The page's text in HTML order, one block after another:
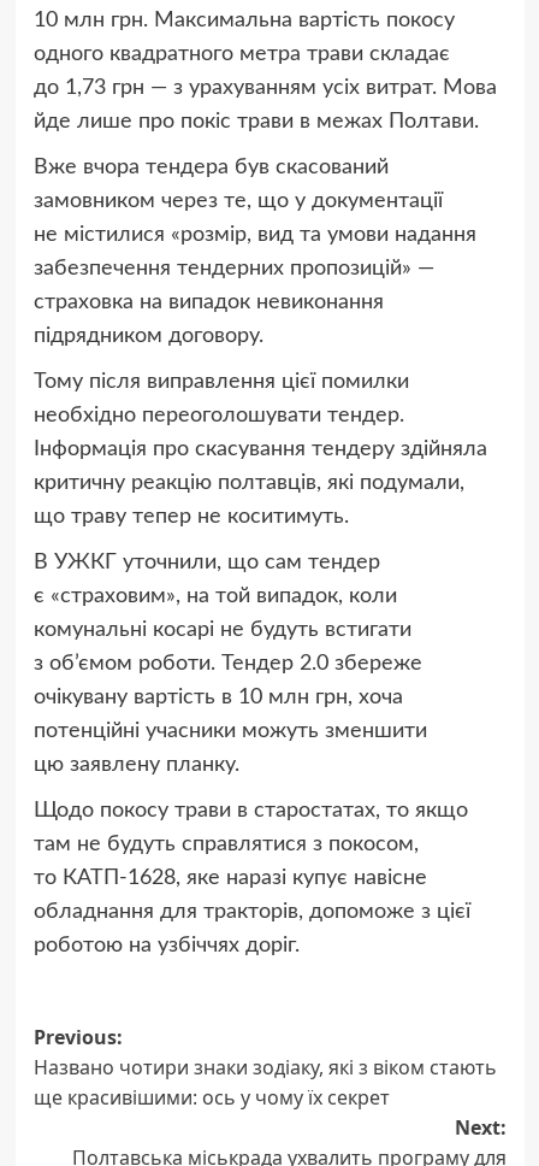
10 млн грн. Максимальна вартість покосу
одного квадратного метра трави складає
до 1,73 грн — з урахуванням усіх витрат. Мова
йде лише про покіс трави в межах Полтави.
Вже вчора тендера був скасований
замовником через те, що у документації
не містилися «розмір, вид та умови надання
забезпечення тендерних пропозицій» —
страховка на випадок невиконання
підрядником договору.
Тому після виправлення цієї помилки
необхідно переоголошувати тендер.
Інформація про скасування тендеру здійняла
критичну реакцію полтавців, які подумали,
що траву тепер не коситимуть.
В УЖКГ уточнили, що сам тендер
є «страховим», на той випадок, коли
комунальні косарі не будуть встигати
з об’ємом роботи. Тендер 2.0 збереже
очікувану вартість в 10 млн грн, хоча
потенційні учасники можуть зменшити
цю заявлену планку.
Щодо покосу трави в старостатах, то якщо
там не будуть справлятися з покосом,
то КАТП-1628, яке наразі купує навісне
обладнання для тракторів, допоможе з цієї
роботою на узбіччях доріг.
Post
navigation
Previous:
Названо чотири знаки зодіаку, які з віком стають
ще красивішими: ось у чому їх секрет
Next:
Полтавська міськрада ухвалить програму для